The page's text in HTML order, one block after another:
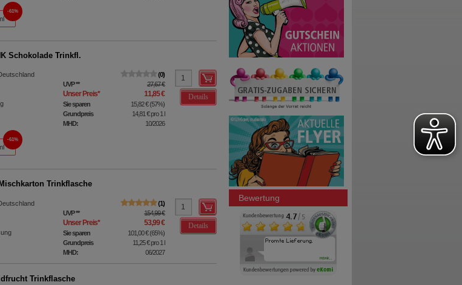
61%
Schokolade Trinkfl.
0
UVP** 27,67 €
Unser Preis* 11,85 €
Sie sparen 15,82 €(57%)
Grundpreis
14,81 €pro 1 l
MHD:
10/2026
Details
61%
Trinkflasche
1
UVP** 154,99 €
Unser Preis* 53,99 €
Sie sparen 101,00 €(65%)
Grundpreis
11,25 €pro 1 l
MHD:
06/2027
Details
Trinkflasche
Bewertung